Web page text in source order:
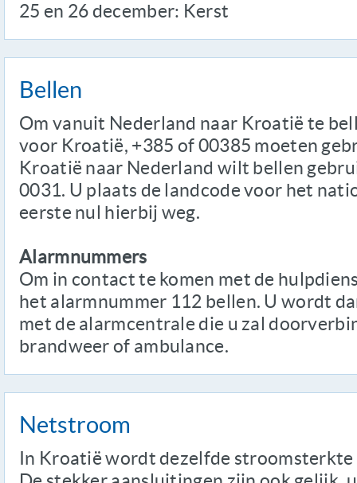
25 en 26 december: Kerst
Bellen
Om vanuit Nederland naar Kroatië te
voor Kroatië, +385 of 00385 moeten
Kroatië naar Nederland wilt bellen
0031. U plaats de landcode voor het
eerste nul hierbij weg.
Alarmnummers
Om in contact te komen met de
het alarmnummer 112 bellen. U wordt
met de alarmcentrale die u zal
brandweer of ambulance.
Netstroom
In Kroatië wordt dezelfde